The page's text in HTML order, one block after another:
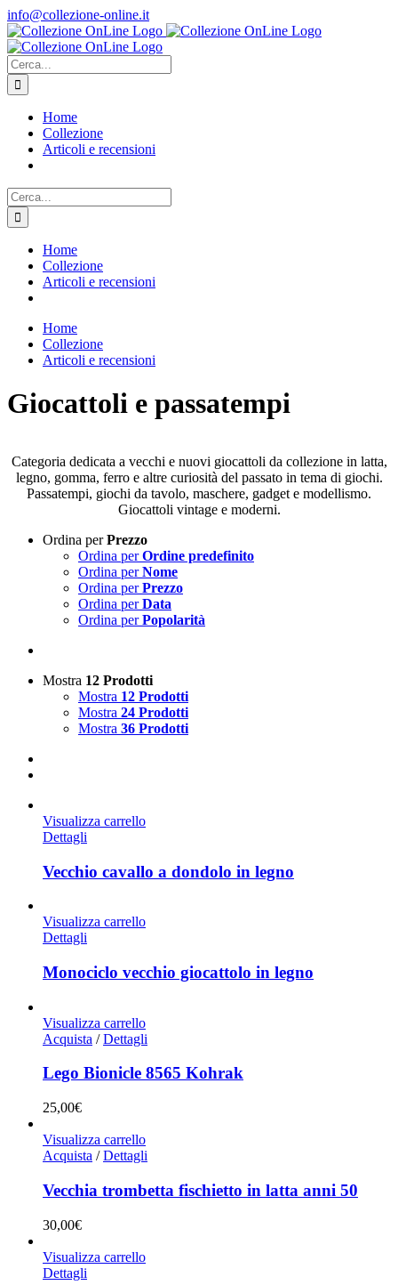
Salta
al
contenuto
info@collezione-online.it
Cerca
per:
Home
Collezione
Articoli e recensioni
Cerca
per:
Home
Collezione
Articoli e recensioni
Home
Collezione
Articoli e recensioni
Giocattoli e passatempi
Categoria dedicata a vecchi e nuovi giocattoli da collezione in latta,
legno, gomma, ferro e altre curiosità del passato in tema di giochi.
Passatempi, giochi da tavolo, maschere, gadget e modellismo.
Giocattoli vintage e moderni.
Ordina perPrezzo
Ordina perOrdine predefinito
Ordina perNome
Ordina perPrezzo
Ordina perData
Ordina perPopolarità
Mostra 12 Prodotti
Mostra 12 Prodotti
Mostra 24 Prodotti
Mostra 36 Prodotti
Visualizza carrello
Dettagli
Vecchio cavallo a dondolo in legno
Visualizza carrello
Dettagli
Monociclo vecchio giocattolo in legno
Visualizza carrello
Acquista / Dettagli
Lego Bionicle 8565 Kohrak
25,00€
Visualizza carrello
Acquista / Dettagli
Vecchia trombetta fischietto in latta anni 50
30,00€
Visualizza carrello
Dettagli